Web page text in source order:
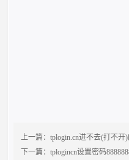
上一篇：tplogin.cn进不去(打不
下一篇：tplogincn设置密码